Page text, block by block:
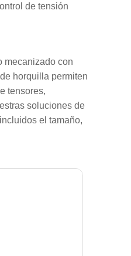
de tensión
mecanizado con
horquilla permiten
tensores,
soluciones de
el tamaño,